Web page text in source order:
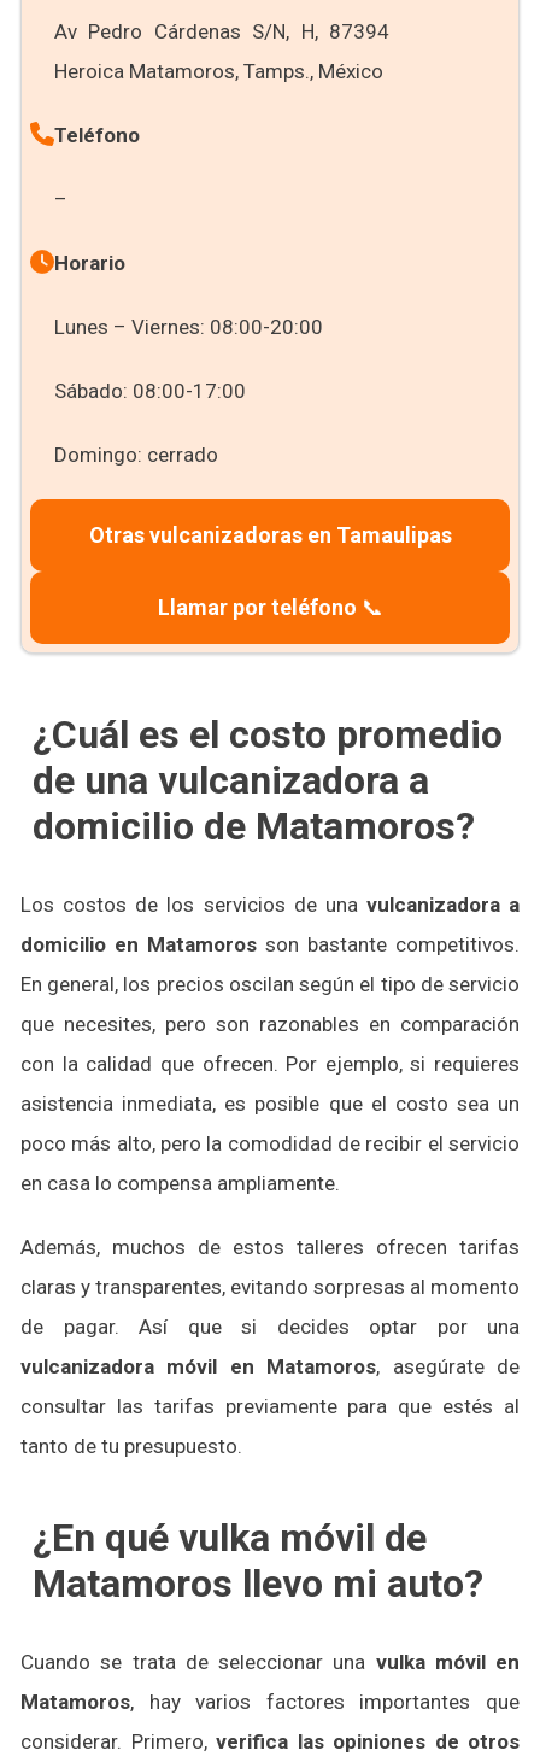
Av Pedro Cárdenas S/N, H, 87394
Heroica Matamoros, Tamps., México
Teléfono
–
Horario
Lunes – Viernes: 08:00-20:00
Sábado: 08:00-17:00
Domingo: cerrado
Otras vulcanizadoras en Tamaulipas
Llamar por teléfono 📞
¿Cuál es el costo promedio
de una vulcanizadora a
domicilio de Matamoros?
Los costos de los servicios de una vulcanizadora a
domicilio en Matamoros son bastante competitivos.
En general, los precios oscilan según el tipo de servicio
que necesites, pero son razonables en comparación
con la calidad que ofrecen. Por ejemplo, si requieres
asistencia inmediata, es posible que el costo sea un
poco más alto, pero la comodidad de recibir el servicio
en casa lo compensa ampliamente.
Además, muchos de estos talleres ofrecen tarifas
claras y transparentes, evitando sorpresas al momento
de pagar. Así que si decides optar por una
vulcanizadora móvil en Matamoros, asegúrate de
consultar las tarifas previamente para que estés al
tanto de tu presupuesto.
¿En qué vulka móvil de
Matamoros llevo mi auto?
Cuando se trata de seleccionar una vulka móvil en
Matamoros, hay varios factores importantes que
considerar. Primero, verifica las opiniones de otros